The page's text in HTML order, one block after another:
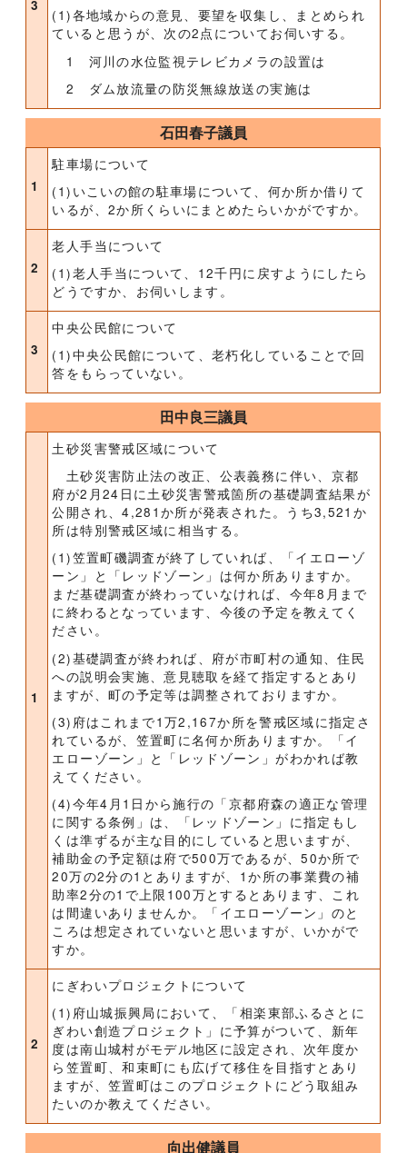
3
(1)各地域からの意見、要望を収集し、まとめられ
ていると思うが、次の2点についてお伺いする。
1 河川の水位監視テレビカメラの設置は
2 ダム放流量の防災無線放送の実施は
石田春子議員
1
駐車場について
(1)いこいの館の駐車場について、何か所か借りて
いるが、2か所くらいにまとめたらいかがですか。
2
老人手当について
(1)老人手当について、12千円に戻すようにしたら
どうですか、お伺いします。
3
中央公民館について
(1)中央公民館について、老朽化していることで回
答をもらっていない。
田中良三議員
1
土砂災害警戒区域について
土砂災害防止法の改正、公表義務に伴い、京都
府が2月24日に土砂災害警戒箇所の基礎調査結果が
公開され、4,281か所が発表された。うち3,521か
所は特別警戒区域に相当する。
(1)笠置町磯調査が終了していれば、「イエローゾ
ーン」と「レッドゾーン」は何か所ありますか。
まだ基礎調査が終わっていなければ、今年8月まで
に終わるとなっています、今後の予定を教えてく
ださい。
(2)基礎調査が終われば、府が市町村の通知、住民
への説明会実施、意見聴取を経て指定するとあり
ますが、町の予定等は調整されておりますか。
(3)府はこれまで1万2,167か所を警戒区域に指定さ
れているが、笠置町に名何か所ありますか。「イ
エローゾーン」と「レッドゾーン」がわかれば教
えてください。
(4)今年4月1日から施行の「京都府森の適正な管理
に関する条例」は、「レッドゾーン」に指定もし
くは準ずるが主な目的にしていると思いますが、
補助金の予定額は府で500万であるが、50か所で
20万の2分の1とありますが、1か所の事業費の補
助率2分の1で上限100万とするとあります、これ
は間違いありませんか。「イエローゾーン」のと
ころは想定されていないと思いますが、いかがで
すか。
2
にぎわいプロジェクトについて
(1)府山城振興局において、「相楽東部ふるさとに
ぎわい創造プロジェクト」に予算がついて、新年
度は南山城村がモデル地区に設定され、次年度か
ら笠置町、和束町にも広げて移住を目指すとあり
ますが、笠置町はこのプロジェクトにどう取組み
たいのか教えてください。
向出健議員